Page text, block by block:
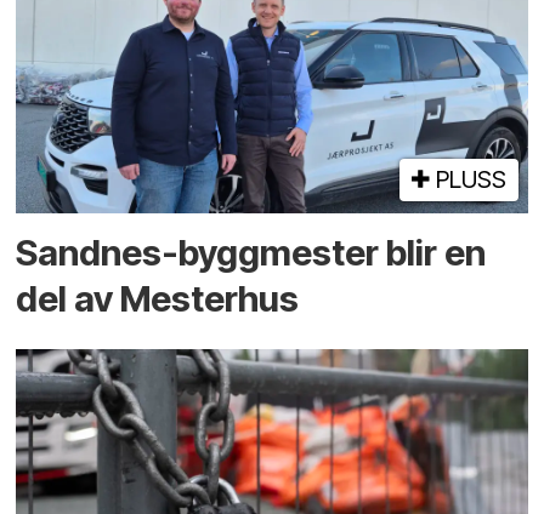
PLUSS
Sandnes-byggmester blir en
del av Mesterhus